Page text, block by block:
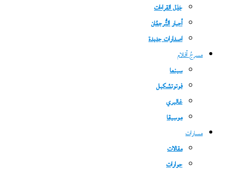
جَدَل القراءات
أحبار التُّرجمُان
اصدارات جديدة
مسرحُ أفلام
سينما
فوتوتشكيل
غاليري
موسيقا
مسارات
مقالات
حوارات